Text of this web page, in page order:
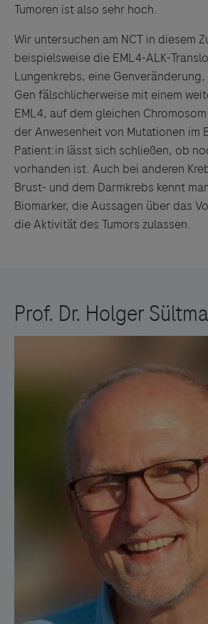
Tumoren ist also sehr hoch.
Wir untersuchen am NCT in diesem
beispielsweise die EML4-ALK-
Lungenkrebs, eine
Gen fälschlicherweise mit einem
EML4, auf dem gleichen
der Anwesenheit von Mutationen im
Patient:in lässt sich schließen, ob
vorhanden ist. Auch bei anderen
Brust- und dem Darmkrebs kennt
Biomarker, die Aussagen über das
die Aktivität des Tumors zulassen.